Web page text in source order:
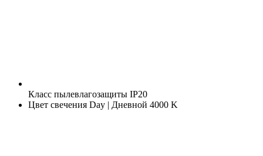
Класс пылевлагозащиты IP20
Цвет свечения Day | Дневной 4000 K